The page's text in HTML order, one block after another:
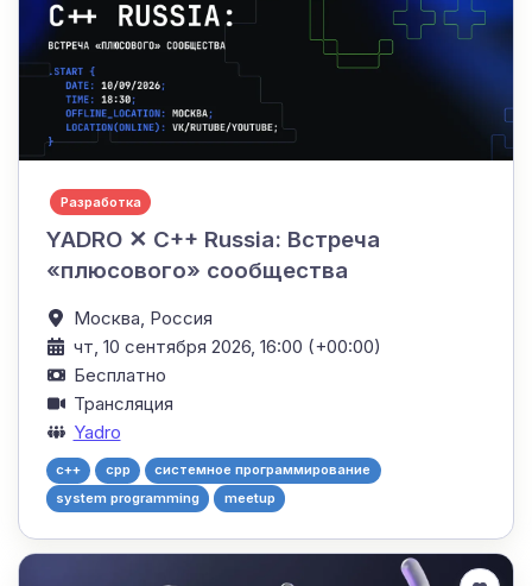
Разработка
YADRO ✕ C++ Russia: Встреча
«плюсового» сообщества
Москва, Россия
чт, 10 сентября 2026, 16:00 (+00:00)
Бесплатно
Трансляция
Yadro
c++ cpp
системное программирование
system programming
meetup